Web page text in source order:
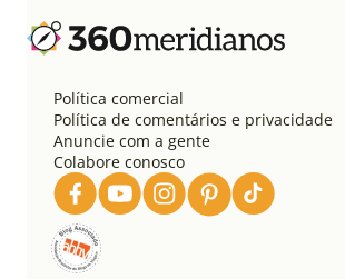
Política comercial
Política de comentários e privacidade
Anuncie com a gente
Colabore conosco